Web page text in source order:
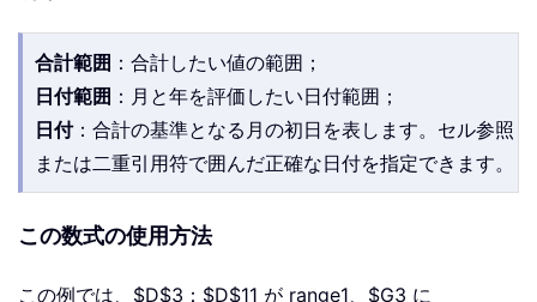
合計範囲 ：合計したい値の範囲；
日付範囲 ：月と年を評価したい日付範囲；
日付：合計の基準となる月の初日を表します。セル参照
または二重引用符で囲んだ正確な日付を指定できます。
この数式の使用方法
この例では、$D$3：$D$11 が range1、$G3 に